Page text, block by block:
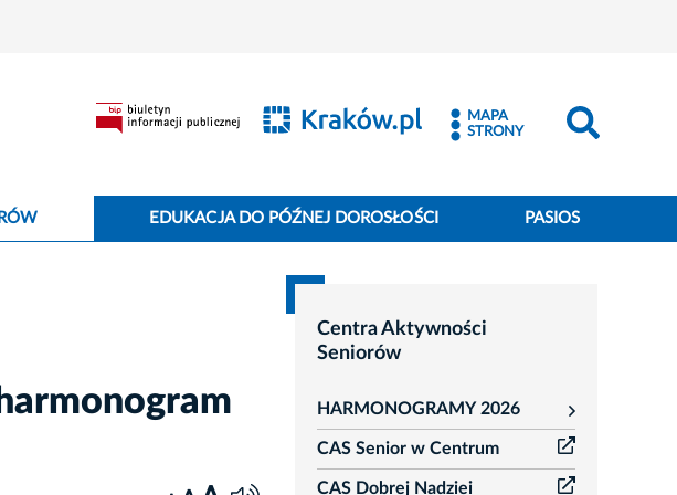
MAPA
STRONY
EDUKACJA DO PÓŹNEJ DOROSŁOŚCI PASIOS
Centra Aktywności
Seniorów
HARMONOGRAMY 2026
rozwiń
CAS Senior w Centrum
CAS Dobrej Nadziei